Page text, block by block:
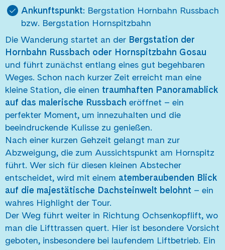
Ankunftspunkt: Bergstation Hornbahn Russbach
bzw. Bergstation Hornspitzbahn
Die Wanderung startet an der Bergstation der
Hornbahn Russbach oder Hornspitzbahn Gosau
und führt zunächst entlang eines gut begehbaren
Weges. Schon nach kurzer Zeit erreicht man eine
kleine Station, die einen traumhaften Panoramablick
auf das malerische Russbach eröffnet – ein
perfekter Moment, um innezuhalten und die
beeindruckende Kulisse zu genießen.
Nach einer kurzen Gehzeit gelangt man zur
Abzweigung, die zum Aussichtspunkt am Hornspitz
führt. Wer sich für diesen kleinen Abstecher
entscheidet, wird mit einem atemberaubenden Blick
auf die majestätische Dachsteinwelt belohnt – ein
wahres Highlight der Tour.
Der Weg führt weiter in Richtung Ochsenkopflift, wo
man die Lifttrassen quert. Hier ist besondere Vorsicht
geboten, insbesondere bei laufendem Liftbetrieb. Ein